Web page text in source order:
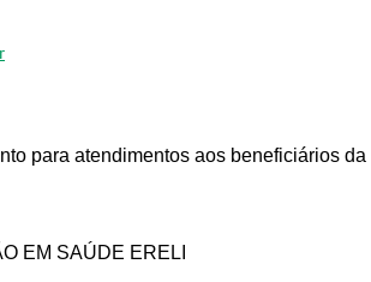
para atendimentos aos beneficiários da
EM SAÚDE ERELI